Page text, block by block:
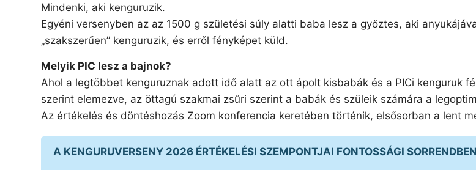
Mindenki, aki kenguruzik.
Egyéni versenyben az az 1500 g születési súly alatti baba lesz a győztes, aki
„szakszerűen” kenguruzik, és erről fényképet küld.
Melyik PIC lesz a bajnok?
Ahol a legtöbbet kenguruznak adott idő alatt az ott ápolt kisbabák és a PICi kenguruk
szerint elemezve, az öttagú szakmai zsűri szerint a babák és szüleik számára a
Az értékelés és döntéshozás Zoom konferencia keretében történik, elsősorban a lent
A KENGURUVERSENY 2026 ÉRTÉKELÉSI SZEMPONTJAI FONTOSSÁGI SORRENDBEN